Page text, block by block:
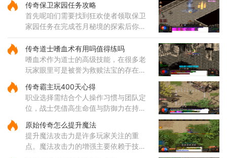
传奇保卫家园任务攻略
首先呢咱们需要找到狂欢使者领取保卫
家园任务在完成苍月秘境的探索后你会
再次见到这位使者然后就能进入封魔谷
了在霸者大厅里要清理掉指定数量的怪
物才能继续前进哦这个过程看
传奇道士嗜血术有用吗值得练吗
嗜血术作为道士的高级技能，在很多老
玩家眼里可是被誉为救赎法宝的存在。
吸血效果，能够在攻击敌人的同时为自
身恢复体力，大大提升了道士
传奇霸主玩400天心得
职业选择需结合个人操作习惯与团队定
位，战士凭借高生命值与防御力在持久
备高爆发特性，道士的召唤兽在继承元
婴属性后能显著提升战斗效率
原始传奇怎么提升魔法
提升魔法攻击力是许多玩家关注的重
点。魔法攻击力的增强主要依赖于技能